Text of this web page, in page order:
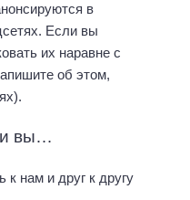
в
Если вы
их наравне с
об этом,
вы…
к нам и друг к другу